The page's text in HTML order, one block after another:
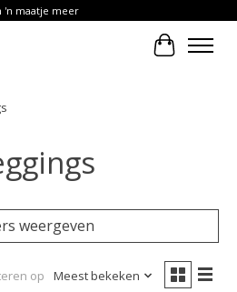
'n maatje meer
weergeven
op Meest bekeken